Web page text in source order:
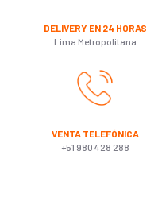
DELIVERY EN 24 HORAS
Lima Metropolitana
VENTA TELEFÓNICA
+51 980 428 288